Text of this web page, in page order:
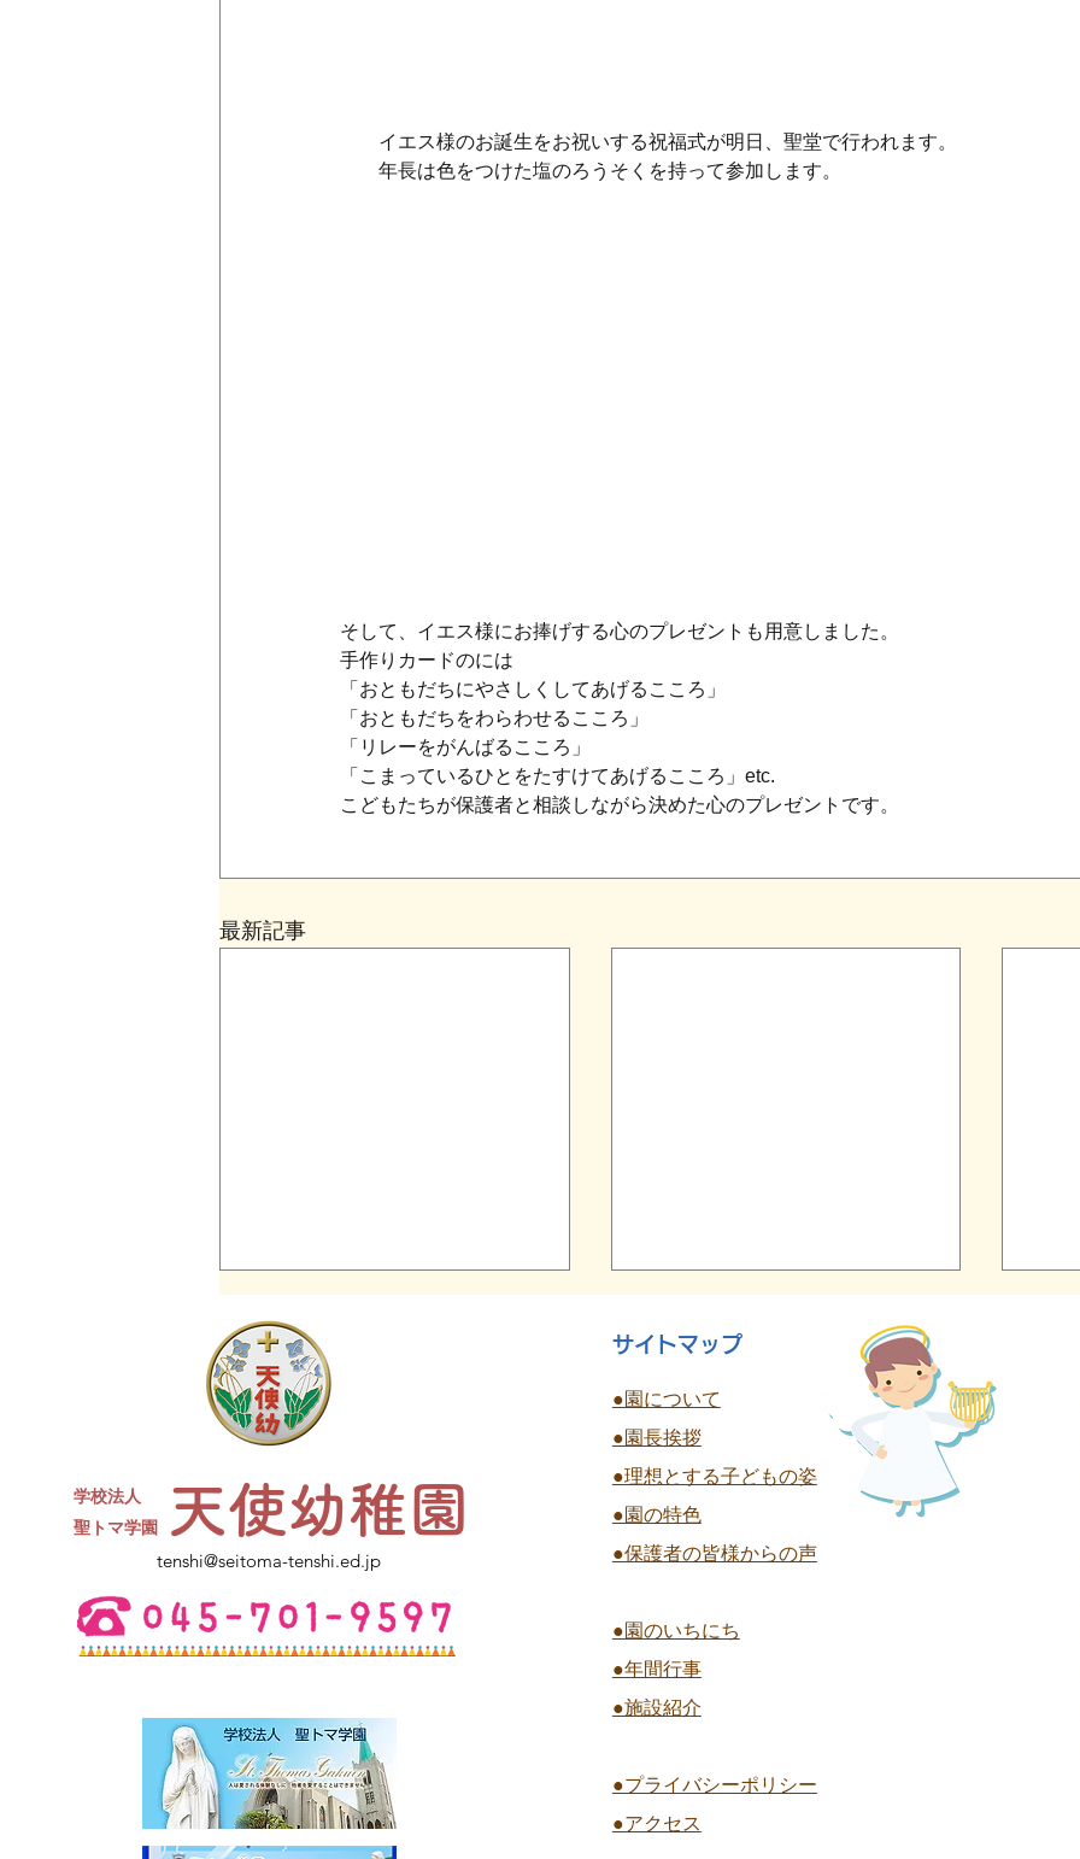
イエス様のお誕生をお祝いする祝福式が明日、聖堂で行われます。
年長は色をつけた塩のろうそくを持って参加します。
そして、イエス様にお捧げする心のプレゼントも用意しました。
手作りカードのには
「おともだちにやさしくしてあげるこころ」
「おともだちをわらわせるこころ」
「リレーをがんばるこころ」
「こまっているひとをたすけてあげるこころ」etc.
こどもたちが保護者と相談しながら決めた心のプレゼントです。
最新記事
同窓会について
現４年生対象の天使幼稚園卒園生
同窓会を開催します。 たくさん
のお友達、先生が参加予定です✨
スをご用意します。水筒、上履
き、コップをお持ちください。
い。 皆さまとお会いできること
を楽しみにしています。
夏祭り 全学年
終
天使幼稚園
学校法人
​聖トマ学園
tenshi@seitoma-tenshi.ed.jp
サイトマップ
●園について
●園長挨拶
●理想とする子どもの姿
●園の特色
●保護者の皆様からの声
●園のいちにち
●年間行事
●施設紹介
●プライバシーポリシー
●アクセス